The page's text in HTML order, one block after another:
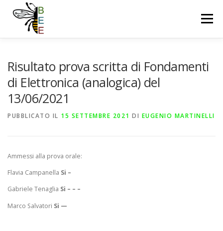
contenuto
Menu
RESEARCH LINES
Risultato prova scritta di Fondamenti
di Elettronica (analogica) del
13/06/2021
PUBBLICATO IL 15 SETTEMBRE 2021 DI EUGENIO MARTINELLI
Ammessi alla prova orale:
Flavia Campanella Si –
Gabriele Tenaglia Si – – –
Marco Salvatori Si —